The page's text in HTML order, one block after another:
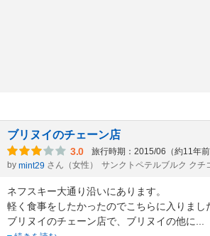
ブリヌイのチェーン店
3.0 旅行時期：2015/06（約11年前
by mint29 さん（女性） サンクトペテルブルク クチ
ネフスキー大通り沿いにあります。
軽く食事をしたかったのでこちらに入りまし
ブリヌイのチェーン店で、ブリヌイの他に...